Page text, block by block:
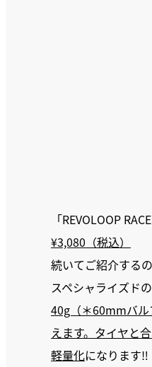
「REVOLOOP
¥3,080（税込）
続いてご紹介する
スペシャライズド
40g（＊60mmバル
えます。タイヤと
軽量化になります‼